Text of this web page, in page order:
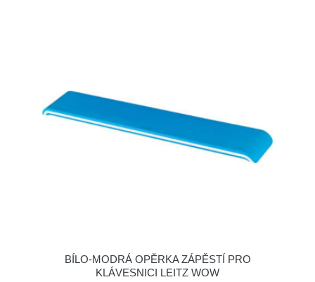
BÍLO-MODRÁ OPĚRKA ZÁPĚSTÍ PRO
KLÁVESNICI LEITZ WOW